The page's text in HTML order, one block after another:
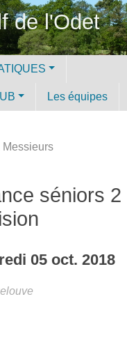
de l'Odet
Les équipes
Messieurs
séniors 2
05 oct. 2018